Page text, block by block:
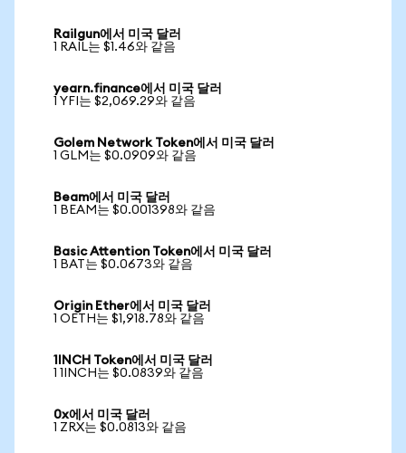
Railgun에서 미국 달러
1 RAIL는 $1.46와 같음
yearn.finance에서 미국 달러
1 YFI는 $2,069.29와 같음
Golem Network Token에서 미국 달러
1 GLM는 $0.0909와 같음
Beam에서 미국 달러
1 BEAM는 $0.001398와 같음
Basic Attention Token에서 미국 달러
1 BAT는 $0.0673와 같음
Origin Ether에서 미국 달러
1 OETH는 $1,918.78와 같음
1INCH Token에서 미국 달러
1 1INCH는 $0.0839와 같음
0x에서 미국 달러
1 ZRX는 $0.0813와 같음